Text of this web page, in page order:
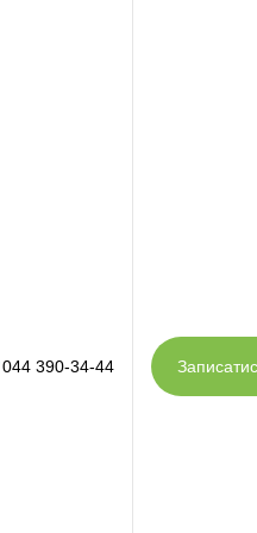
044 390-34-44
по тому за допомогою